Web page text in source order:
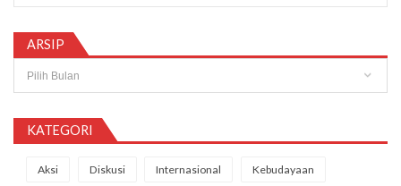
ARSIP
KATEGORI
Aksi Diskusi Internasional Kebudayaan